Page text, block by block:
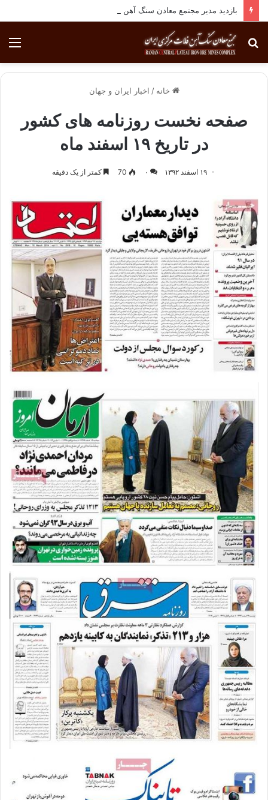
جستجو
برای
خانه / اخبار ایران و جهان
صفحه نخست روزنامه های کشور
در تاریخ ۱۹ اسفند ماه
۱۹ اسفند ۱۳۹۲ ۰ 70 کمتر از یک دقیقه